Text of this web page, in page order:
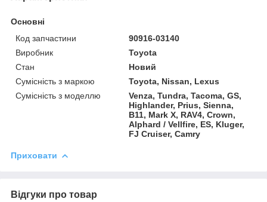
Основні
Код запчастини
90916-03140
Виробник
Toyota
Стан
Новий
Сумісність з маркою
Toyota, Nissan, Lexus
Сумісність з моделлю
Venza, Tundra, Tacoma, GS,
Highlander, Prius, Sienna,
B11, Mark X, RAV4, Crown,
Alphard / Vellfire, ES, Kluger,
FJ Cruiser, Camry
Приховати
Відгуки про товар